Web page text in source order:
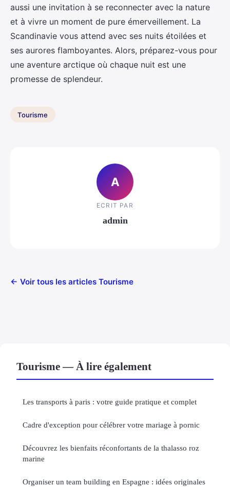
aussi une invitation à se reconnecter avec la nature
et à vivre un moment de pure émerveillement. La
Scandinavie vous attend avec ses nuits étoilées et
ses aurores flamboyantes. Alors, préparez-vous pour
une aventure arctique où chaque nuit est une
promesse de splendeur.
Tourisme
A
ECRIT PAR
admin
← Voir tous les articles Tourisme
Tourisme — À lire également
Les transports à paris : votre guide pratique et complet
Cadre d'exception pour célébrer votre mariage à pornic
Découvrez les bienfaits réconfortants de la thalasso roz
marine
Organiser un team building en Espagne : idées originales